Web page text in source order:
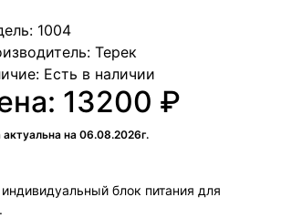
1004
Терек
Есть в наличии
13200 ₽
актуальна на 06.08.2026г.
блок питания для